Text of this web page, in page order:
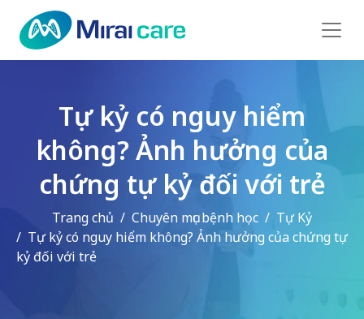
Tự kỷ có nguy hiểm
không? Ảnh hưởng của
chứng tự kỷ đối với trẻ
Trang chủ Chuyên mục bệnh học
Tự Kỷ
Tự kỷ có nguy hiểm không? Ảnh hưởng của chứng tự
kỷ đối với trẻ